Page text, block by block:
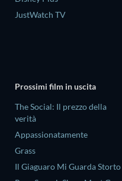
JustWatch TV
Prossimi film in uscita
The Social: Il prezzo della
verità
Appassionatamente
Grass
Il Giaguaro Mi Guarda Storto